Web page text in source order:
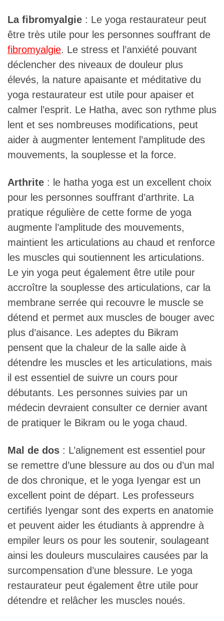
La fibromyalgie : Le yoga restaurateur peut
être très utile pour les personnes souffrant de
fibromyalgie. Le stress et l’anxiété pouvant
déclencher des niveaux de douleur plus
élevés, la nature apaisante et méditative du
yoga restaurateur est utile pour apaiser et
calmer l’esprit. Le Hatha, avec son rythme plus
lent et ses nombreuses modifications, peut
aider à augmenter lentement l’amplitude des
mouvements, la souplesse et la force.
Arthrite : le hatha yoga est un excellent choix
pour les personnes souffrant d’arthrite. La
pratique régulière de cette forme de yoga
augmente l’amplitude des mouvements,
maintient les articulations au chaud et renforce
les muscles qui soutiennent les articulations.
Le yin yoga peut également être utile pour
accroître la souplesse des articulations, car la
membrane serrée qui recouvre le muscle se
détend et permet aux muscles de bouger avec
plus d’aisance. Les adeptes du Bikram
pensent que la chaleur de la salle aide à
détendre les muscles et les articulations, mais
il est essentiel de suivre un cours pour
débutants. Les personnes suivies par un
médecin devraient consulter ce dernier avant
de pratiquer le Bikram ou le yoga chaud.
Mal de dos : L’alignement est essentiel pour
se remettre d’une blessure au dos ou d’un mal
de dos chronique, et le yoga Iyengar est un
excellent point de départ. Les professeurs
certifiés Iyengar sont des experts en anatomie
et peuvent aider les étudiants à apprendre à
empiler leurs os pour les soutenir, soulageant
ainsi les douleurs musculaires causées par la
surcompensation d’une blessure. Le yoga
restaurateur peut également être utile pour
détendre et relâcher les muscles noués.